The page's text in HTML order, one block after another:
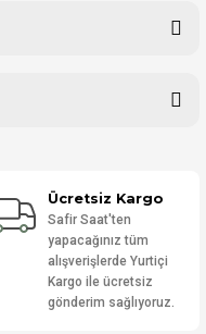
Ücretsiz Kargo
Safir Saat'ten
yapacağınız tüm
alışverişlerde Yurtiçi
Kargo ile ücretsiz
gönderim sağlıyoruz.